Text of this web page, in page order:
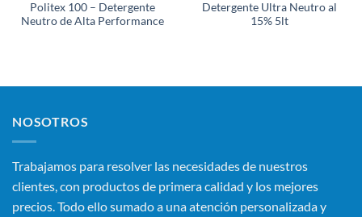
Politex 100 – Detergente
Neutro de Alta Performance
Detergente Ultra Neutro al
15% 5lt
NOSOTROS
Trabajamos para resolver las necesidades de nuestros
clientes, con productos de primera calidad y los mejores
precios. Todo ello sumado a una atención personalizada y